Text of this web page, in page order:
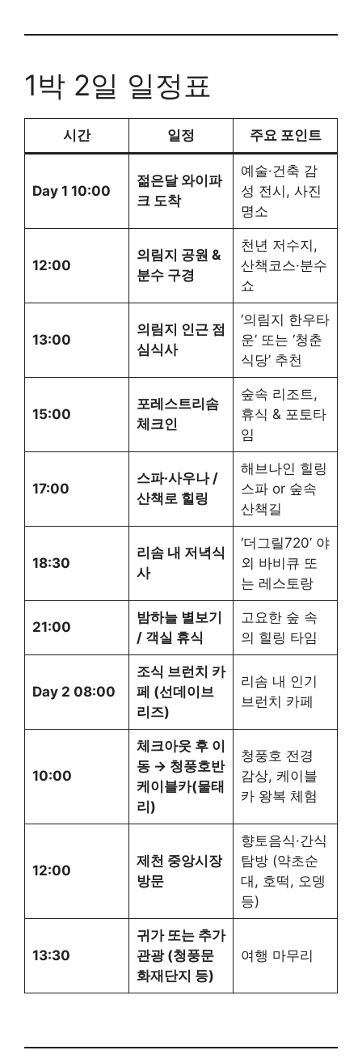
1박 2일 일정표
시간 일정 주요 포인트
Day 1 10:00
젊은달 와이파
크 도착
예술·건축 감
성 전시, 사진
명소
12:00
의림지 공원 &
분수 구경
천년 저수지,
산책코스·분수
쇼
13:00
의림지 인근 점
심식사
‘의림지 한우타
운’ 또는 ‘청춘
식당’ 추천
15:00
포레스트리솜
체크인
숲속 리조트,
휴식 & 포토타
임
17:00
스파·사우나 /
산책로 힐링
해브나인 힐링
스파 or 숲속
산책길
18:30
리솜 내 저녁식
사
‘더그릴720’ 야
외 바비큐 또
는 레스토랑
21:00
밤하늘 별보기
/ 객실 휴식
고요한 숲 속
의 힐링 타임
Day 2 08:00
조식 브런치 카
페 (선데이브
리즈)
리솜 내 인기
브런치 카페
10:00
체크아웃 후 이
동 → 청풍호반
케이블카(물태
리)
청풍호 전경
감상, 케이블
카 왕복 체험
12:00
제천 중앙시장
방문
향토음식·간식
탐방 (약초순
대, 호떡, 오뎅
등)
13:30
귀가 또는 추가
관광 (청풍문
화재단지 등)
여행 마무리